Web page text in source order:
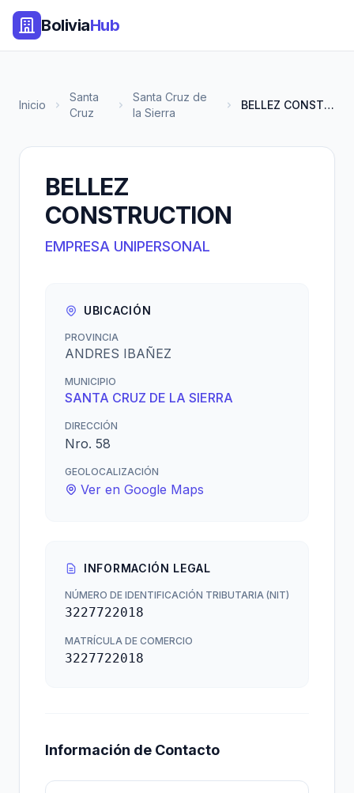
BoliviaHub
Inicio
Santa
Cruz
Santa Cruz de
la Sierra
BELLEZ CONSTRUCTION
BELLEZ
CONSTRUCTION
EMPRESA UNIPERSONAL
UBICACIÓN
PROVINCIA
ANDRES IBAÑEZ
MUNICIPIO
SANTA CRUZ DE LA SIERRA
DIRECCIÓN
Nro. 58
GEOLOCALIZACIÓN
Ver en Google Maps
INFORMACIÓN LEGAL
NÚMERO DE IDENTIFICACIÓN TRIBUTARIA (NIT)
3227722018
MATRÍCULA DE COMERCIO
3227722018
Información de Contacto